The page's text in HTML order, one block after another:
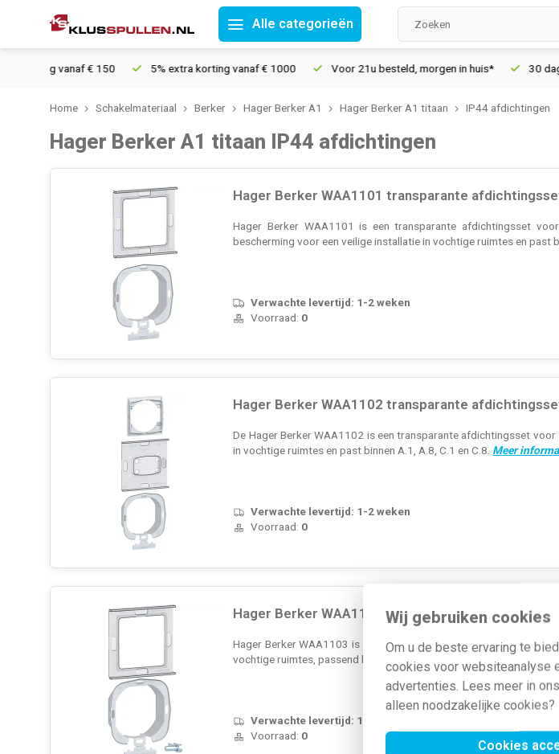
Wij gebruiken cookies
Om u de beste ervaring te
cookies voor websiteanalyse
advertenties. Lees meer in ons
alleen noodzakelijke cookies?
Cookies
Alle categorieën
vanaf € 150 5% extra korting vanaf € 1000 Voor 21u besteld, morgen in huis* 30 dagen
Home Schakelmateriaal Berker Hager Berker A1 Hager Berker A1 titaan IP44 afdichtingen
Hager Berker A1 titaan IP44 afdichtingen
Hager Berker WAA1101 transparante
Hager Berker WAA1101 is een transparante afdichtingsset
bescherming voor een veilige installatie in vochtige ruimtes en past
Verwachte levertijd: 1-2 weken
Voorraad: 0
Hager Berker WAA1102 transparante
De Hager Berker WAA1102 is een transparante afdichtingsset
in vochtige ruimtes en past binnen A.1, A.8, C.1 en C.8. Meer
Verwachte levertijd: 1-2 weken
Voorraad: 0
Hager Berker WAA1103 transparante
Hager Berker WAA1103 is een transparante afdichtingsset voor
vochtige ruimtes, passend binnen A.1, A.8, C.1 en C.8.
Meer
Verwachte levertijd: 1-2 weken
Voorraad: 0